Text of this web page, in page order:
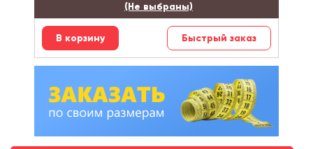
(Не выбраны)
Быстрый заказ